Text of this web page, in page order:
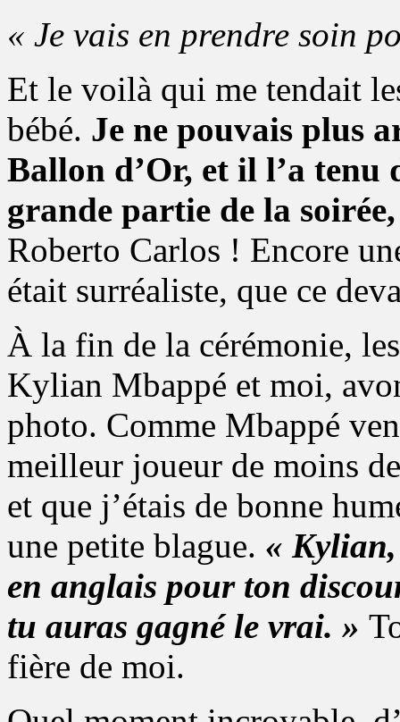
« Je vais en prendre soin
Et le voilà qui me tendait
bébé. Je ne pouvais plus
Ballon d’Or, et il l’a tenu
grande partie de la
Roberto Carlos ! Encore
était surréaliste, que ce
À la fin de la cérémonie,
Kylian Mbappé et moi,
photo. Comme Mbappé
meilleur joueur de moins
et que j’étais de bonne
une petite blague. «
en anglais pour ton
tu auras gagné le vrai. »
fière de moi.